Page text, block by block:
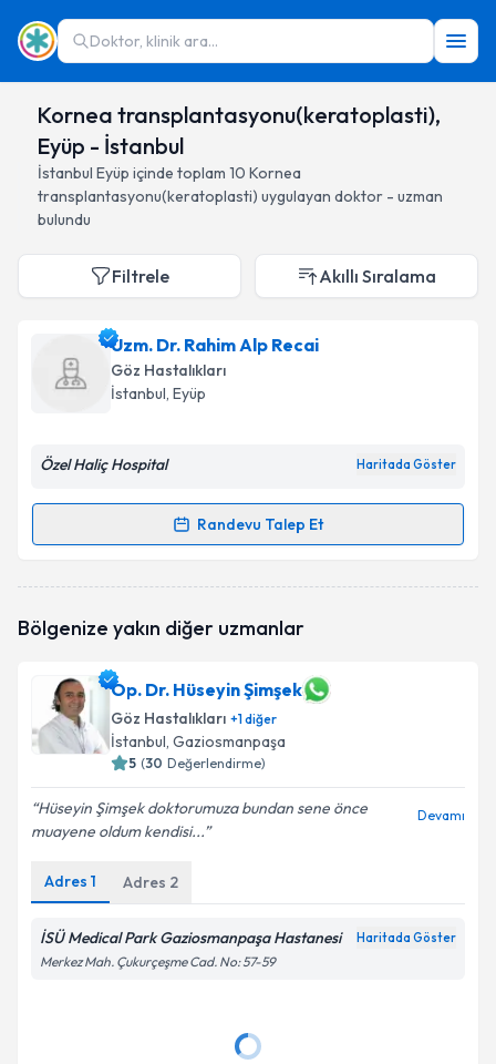
Doktor, klinik ara...
Kornea transplantasyonu(keratoplasti),
Eyüp - İstanbul
İstanbul Eyüp içinde toplam 10 Kornea
transplantasyonu(keratoplasti) uygulayan doktor - uzman
bulundu
Filtrele Akıllı Sıralama
Uzm. Dr. Rahim Alp Recai
Göz Hastalıkları
İstanbul, Eyüp
Özel Haliç Hospital Haritada Göster
Randevu Talep Et
Randevu Takvimi Talebi
oluşturun. Size bu uzmandan randevu almanız için bir
E-posta Adresiniz
Kişisel verilerimin işlenmesine ilişkinAydınlatma
Metni'ni okudum ve kişisel verilerimin belirtilen
Bölgenize yakın diğer uzmanlar
Op. Dr. Hüseyin Şimşek
Göz Hastalıkları +1diğer
İstanbul, Gaziosmanpaşa
5 (30 Değerlendirme)
Hüseyin Şimşek doktorumuza bundan sene önce
muayene oldum kendisi...
Devamı
Adres 1 Adres 2
İSÜ Medical Park Gaziosmanpaşa Hastanesi Haritada Göster
Merkez Mah. Çukurçeşme Cad. No: 57-59